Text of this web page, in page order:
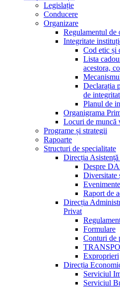
Legislație
Conducere
Organizare
Regulamentul de
Integritate
Cod etic și
Lista
acestora,
Declarația
de
Planul de
Organigrama
Locuri de muncă
Programe și strategii
Rapoarte
Structuri de specialitate
Direcția Asistență
Despre
Diversitate
Raport de
Direcția
Privat
Formulare
Conturi de
Exproprieri
Direcția
Serviciul
Serviciul